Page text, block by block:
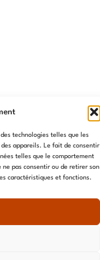
technologies telles que les
appareils. Le fait de consentir
telles que le comportement
pas consentir ou de retirer son
caractéristiques et fonctions.